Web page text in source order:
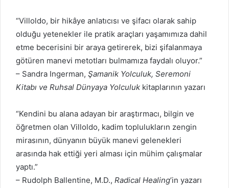
“Villoldo, bir hikâye anlatıcısı ve şifacı olarak sahip
olduğu yetenekler ile pratik araçları yaşamımıza dahil
etme becerisini bir araya getirerek, bizi şifalanmaya
götüren manevi metotları bulmamıza faydalı oluyor.”
– Sandra Ingerman, Şamanik Yolculuk, Seremoni
Kitabı ve Ruhsal Dünyaya Yolculuk kitaplarının yazarı
“Kendini bu alana adayan bir araştırmacı, bilgin ve
öğretmen olan Villoldo, kadim toplulukların zengin
mirasının, dünyanın büyük manevi gelenekleri
arasında hak ettiği yeri alması için mühim çalışmalar
yaptı.”
– Rudolph Ballentine, M.D., Radical Healing’in yazarı